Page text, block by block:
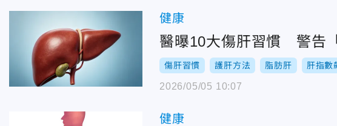
健康
醫曝10大傷肝習慣 警告
傷肝習慣 護肝方法 脂肪肝 肝指數
2026/05/05 10:07
健康